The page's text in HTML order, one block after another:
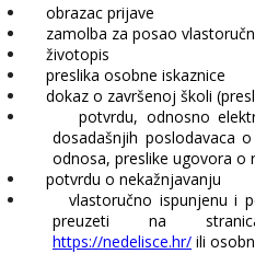
obrazac prijave
zamolba za posao
životopis
preslika osobne iskaznice
dokaz o završenoj školi
potvrdu, odnosno
dosadašnjih poslodavaca
odnosa, preslike ugovora o
potvrdu o nekažnjavanju
vlastoručno ispunjenu i
preuzeti na
https://nedelisce.hr/ ili